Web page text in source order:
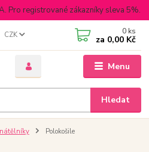
Pro registrované zákazníky sleva 5%.
Menu
CZK
Hledat
0 ks
za 0,00 Kč
Polokošile